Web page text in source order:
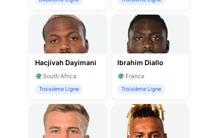
Hacjivah Dayimani
South Africa
Troisième Ligne
Ibrahim Diallo
France
Troisième Ligne